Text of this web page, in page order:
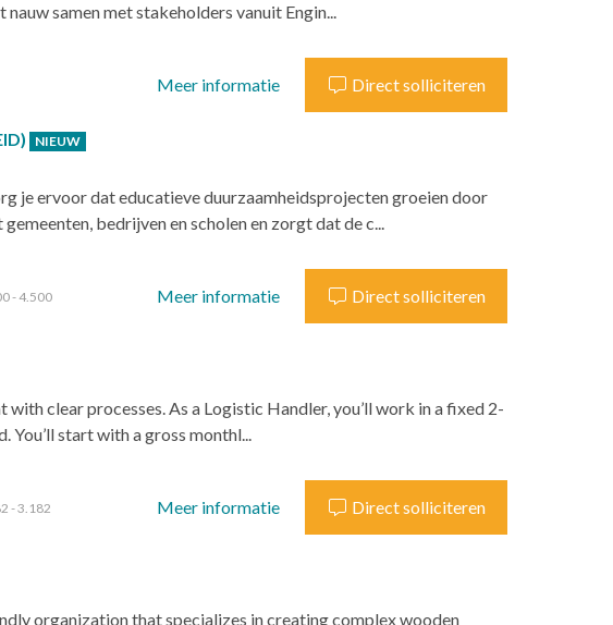
samen met stakeholders vanuit Engin...
Meer informatie Direct solliciteren
NIEUW
je ervoor dat educatieve duurzaamheidsprojecten groeien door
bedrijven en scholen en zorgt dat de c...
- 4.500 Meer informatie Direct solliciteren
clear processes. As a Logistic Handler, you’ll work in a fixed 2-
start with a gross monthl...
- 3.182 Meer informatie Direct solliciteren
organization that specializes in creating complex wooden